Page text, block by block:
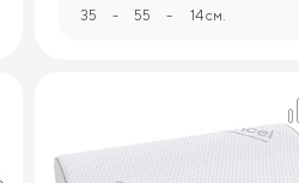
35 - 55 - 14 см.